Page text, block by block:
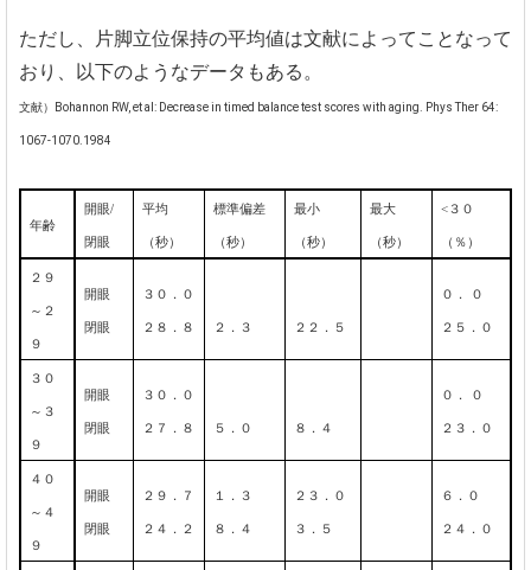
ただし、片脚立位保持の平均値は文献によってことなって
おり、以下のようなデータもある。
文献）Bohannon RW, et al: Decrease in timed balance test scores with aging. Phys Ther 64:
1067-1070.1984
年齢
開眼/
閉眼
平均
（秒）
標準偏差
（秒）
最小
（秒）
最大
（秒）
<３０
（％）
２９
～２
９
開眼
閉眼
３０．０
２８．８ ２．３ ２２．５
０． ０
２５．０
３０
～３
９
開眼
閉眼
３０．０
２７．８ ５．０ ８．４
０． ０
２３．０
４０
～４
９
開眼
閉眼
２９．７
２４．２
１．３
８．４
２３．０
３．５
６．０
２４．０